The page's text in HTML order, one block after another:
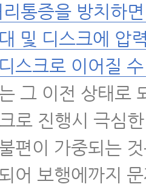
리디스크 환자가 새
하는 방법 3가지
허리통증) 치료 받
허리통증) 환자가
환자가 반드시 조
통증을 방치하
및 디스크에 압
스크로 이어질
그 이전 상태로
로 진행시 극심
편이 가중되는
어 보행에까지